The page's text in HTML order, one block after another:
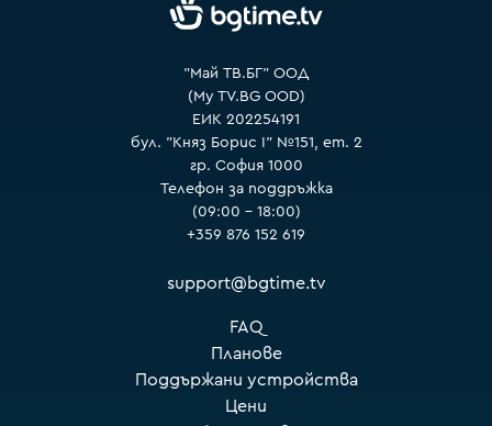
"Май ТВ.БГ" ООД
(My TV.BG OOD)
ЕИК 202254191
бул. "Княз Борис I" №151, ет. 2
гр. София 1000
Телефон за поддръжка
(09:00 – 18:00)
+359 876 152 619
support@bgtime.tv
FAQ
Планове
Поддържани устройства
Цени